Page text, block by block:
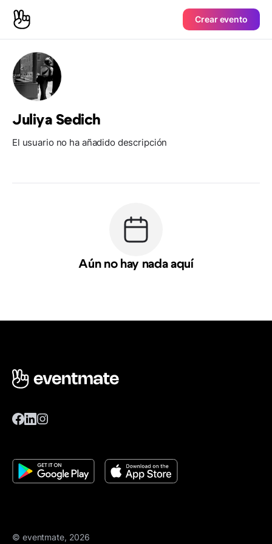
Crear evento
Juliya Sedich
El usuario no ha añadido descripción
Aún no hay nada aquí
© eventmate, 2026